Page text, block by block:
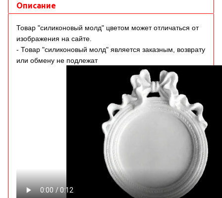
Описание
Товар "силиконовый молд" цветом может отличаться от
изображения на сайте.
- Товар "силиконовый молд" является заказным, возврату
или обмену не подлежат